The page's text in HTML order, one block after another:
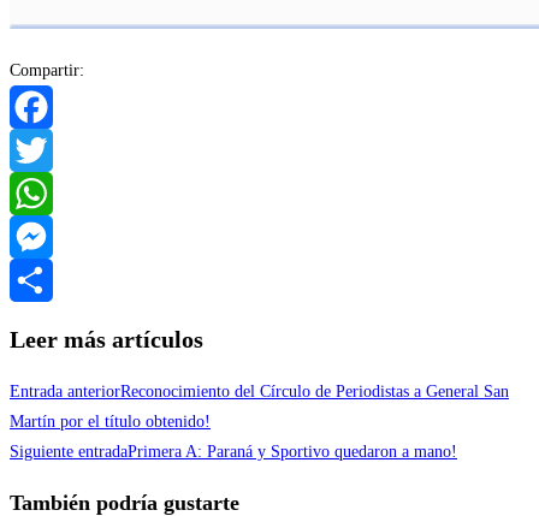
Compartir:
Facebook
Twitter
WhatsApp
Messenger
Leer más artículos
Entrada anteriorReconocimiento del Círculo de Periodistas a General San
Martín por el título obtenido!
Siguiente entradaPrimera A: Paraná y Sportivo quedaron a mano!
También podría gustarte